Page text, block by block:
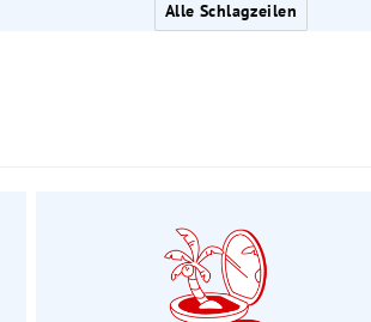
Alle Schlagzeilen